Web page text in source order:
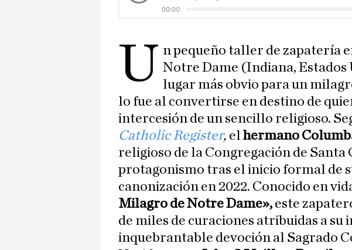
U n pequeño taller de zapatería
Notre Dame (Indiana, Estados
lugar más obvio para un
lo fue al convertirse en destino de
intercesión de un sencillo religioso.
Catholic Register, el hermano
religioso de la Congregación de Santa
protagonismo tras el inicio formal de
canonización en 2022. Conocido en
Milagro de Notre Dame», este
de miles de curaciones atribuidas a su
inquebrantable devoción al Sagrado